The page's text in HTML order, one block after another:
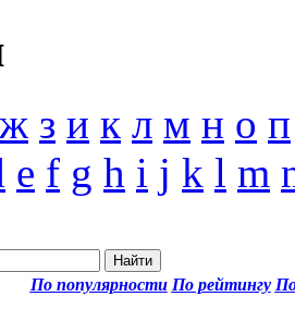
ж з и к л м н о п
e f g h i j k l m
По популярности По рейтингу